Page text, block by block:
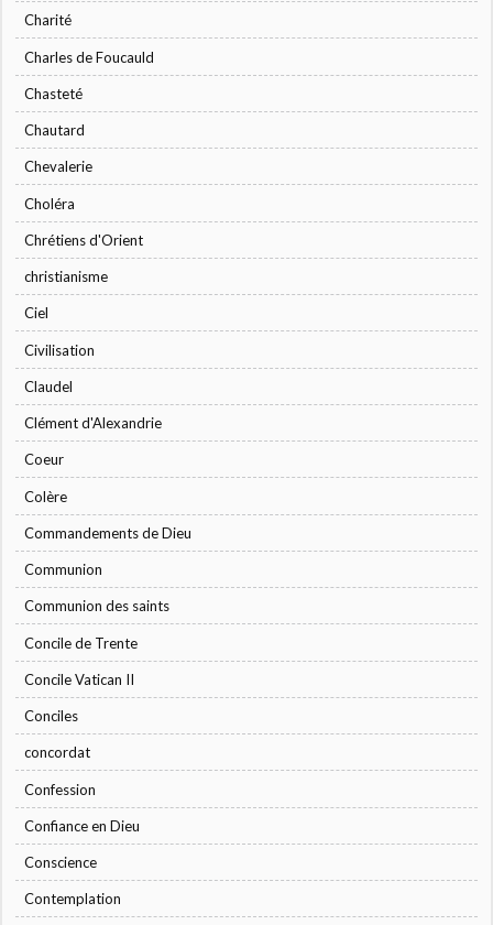
Charité
Charles de Foucauld
Chasteté
Chautard
Chevalerie
Choléra
Chrétiens d'Orient
christianisme
Ciel
Civilisation
Claudel
Clément d'Alexandrie
Coeur
Colère
Commandements de Dieu
Communion
Communion des saints
Concile de Trente
Concile Vatican II
Conciles
concordat
Confession
Confiance en Dieu
Conscience
Contemplation